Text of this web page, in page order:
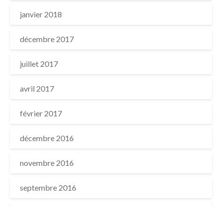
janvier 2018
décembre 2017
juillet 2017
avril 2017
février 2017
décembre 2016
novembre 2016
septembre 2016